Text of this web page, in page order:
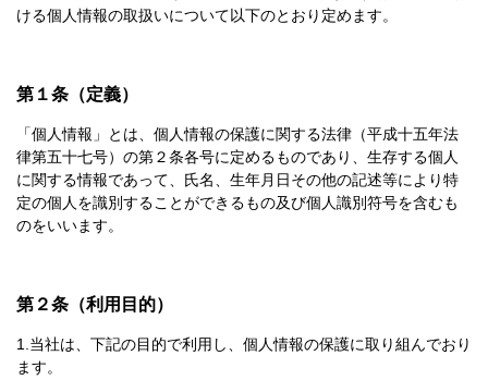
ける個人情報の取扱いについて以下のとおり定めます。
第１条（定義）
「個人情報」とは、個人情報の保護に関する法律（平成十五年法
律第五十七号）の第２条各号に定めるものであり、生存する個人
に関する情報であって、氏名、生年月日その他の記述等により特
定の個人を識別することができるもの及び個人識別符号を含むも
のをいいます。
第２条（利用目的）
1.当社は、下記の目的で利用し、個人情報の保護に取り組んでおり
ます。